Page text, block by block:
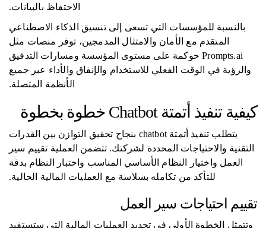
الاحتفاظ بالبيانات.
بالنسبة للمؤسسات التي تسعى إلى تنسيق الذكاء الاصطناعي
المتقدم مع الأمان والامتثال المدمجين، توفر منصات مثل
Prompts.ai حوكمة على مستوى المؤسسة ومسارات التدقيق
والرؤية في الوقت الفعلي للاستخدام والإنفاق والأداء عبر جميع
الأنظمة المتصلة.
كيفية تنفيذ أتمتة Chatbot خطوة بخطوة
يتطلب تنفيذ أتمتة chatbot بنجاح تحقيق التوازن بين القدرات
التقنية والاحتياجات المحددة لشركتك. تتضمن العملية تقييم سير
العمل واختيار النظام الأساسي المناسب واختبار النظام بدقة
للتأكد من تكامله بسلاسة مع العمليات المالية الحالية.
تقييم احتياجات سير العمل
وتتمثل الخطوة الأولى في تحديد العمليات المالية التي ستستفيد